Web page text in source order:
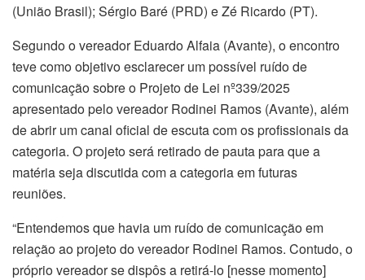
(União Brasil); Sérgio Baré (PRD) e Zé Ricardo (PT).
Segundo o vereador Eduardo Alfaia (Avante), o encontro
teve como objetivo esclarecer um possível ruído de
comunicação sobre o Projeto de Lei nº339/2025
apresentado pelo vereador Rodinei Ramos (Avante), além
de abrir um canal oficial de escuta com os profissionais da
categoria. O projeto será retirado de pauta para que a
matéria seja discutida com a categoria em futuras
reuniões.
“Entendemos que havia um ruído de comunicação em
relação ao projeto do vereador Rodinei Ramos. Contudo, o
próprio vereador se dispôs a retirá-lo [nesse momento]